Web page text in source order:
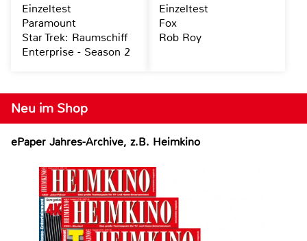
Neu im Shop
ePaper Jahres-Archive, z.B. Heimkino
Einzeltest
Paramount
Star Trek: Raumschiff
Enterprise - Season 2
Einzeltest
Fox
Rob Roy